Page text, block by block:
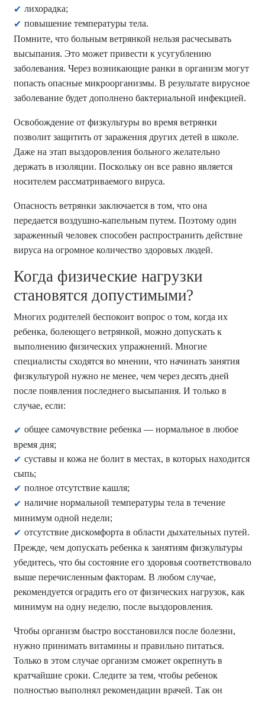
лихорадка;
повышение температуры тела.
Помните, что больным ветрянкой нельзя расчесывать
высыпания. Это может привести к усугублению
заболевания. Через возникающие ранки в организм могут
попасть опасные микроорганизмы. В результате вирусное
заболевание будет дополнено бактериальной инфекцией.
Освобождение от физкультуры во время ветрянки
позволит защитить от заражения других детей в школе.
Даже на этап выздоровления больного желательно
держать в изоляции. Поскольку он все равно является
носителем рассматриваемого вируса.
Опасность ветрянки заключается в том, что она
передается воздушно-капельным путем. Поэтому один
зараженный человек способен распространить действие
вируса на огромное количество здоровых людей.
Когда физические нагрузки
становятся допустимыми?
Многих родителей беспокоит вопрос о том, когда их
ребенка, болеющего ветрянкой, можно допускать к
выполнению физических упражнений. Многие
специалисты сходятся во мнении, что начинать занятия
физкультурой нужно не менее, чем через десять дней
после появления последнего высыпания. И только в
случае, если:
общее самочувствие ребенка — нормальное в любое
время дня;
суставы и кожа не болит в местах, в которых находится
сыпь;
полное отсутствие кашля;
наличие нормальной температуры тела в течение
минимум одной недели;
отсутствие дискомфорта в области дыхательных путей.
Прежде, чем допускать ребенка к занятиям физкультуры
убедитесь, что бы состояние его здоровья соответствовало
выше перечисленным факторам. В любом случае,
рекомендуется оградить его от физических нагрузок, как
минимум на одну неделю, после выздоровления.
Чтобы организм быстро восстановился после болезни,
нужно принимать витамины и правильно питаться.
Только в этом случае организм сможет окрепнуть в
кратчайшие сроки. Следите за тем, чтобы ребенок
полностью выполнял рекомендации врачей. Так он